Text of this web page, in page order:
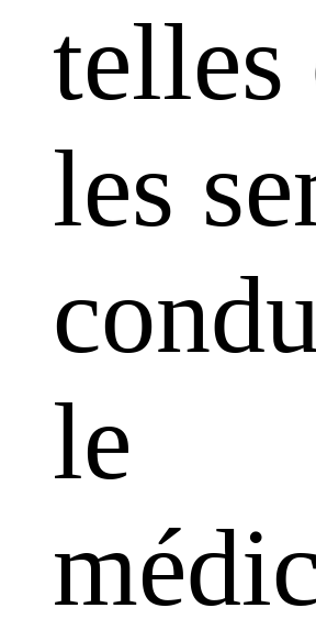
telles
les
le